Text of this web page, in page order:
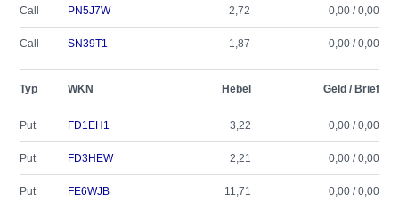
Call PN5J7W 2,72 0,00 / 0,00
Call SN39T1 1,87 0,00 / 0,00
Typ WKN Hebel Geld / Brief
Put FD1EH1 3,22 0,00 / 0,00
Put FD3HEW 2,21 0,00 / 0,00
Put FE6WJB 11,71 0,00 / 0,00